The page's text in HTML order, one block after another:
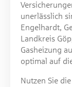
unerlässlich
Engelhardt,
Landkreis
Gasheizung
optimal auf
Nutzen Sie